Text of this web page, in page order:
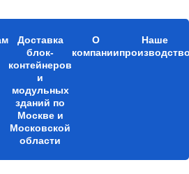
Доставка
блок-
контейнеров
и
модульных
зданий по
Москве и
Московской
области
О
компании
Наше